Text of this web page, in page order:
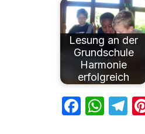
Lesung an der
Grundschule
Harmonie
erfolgreich
F
W T